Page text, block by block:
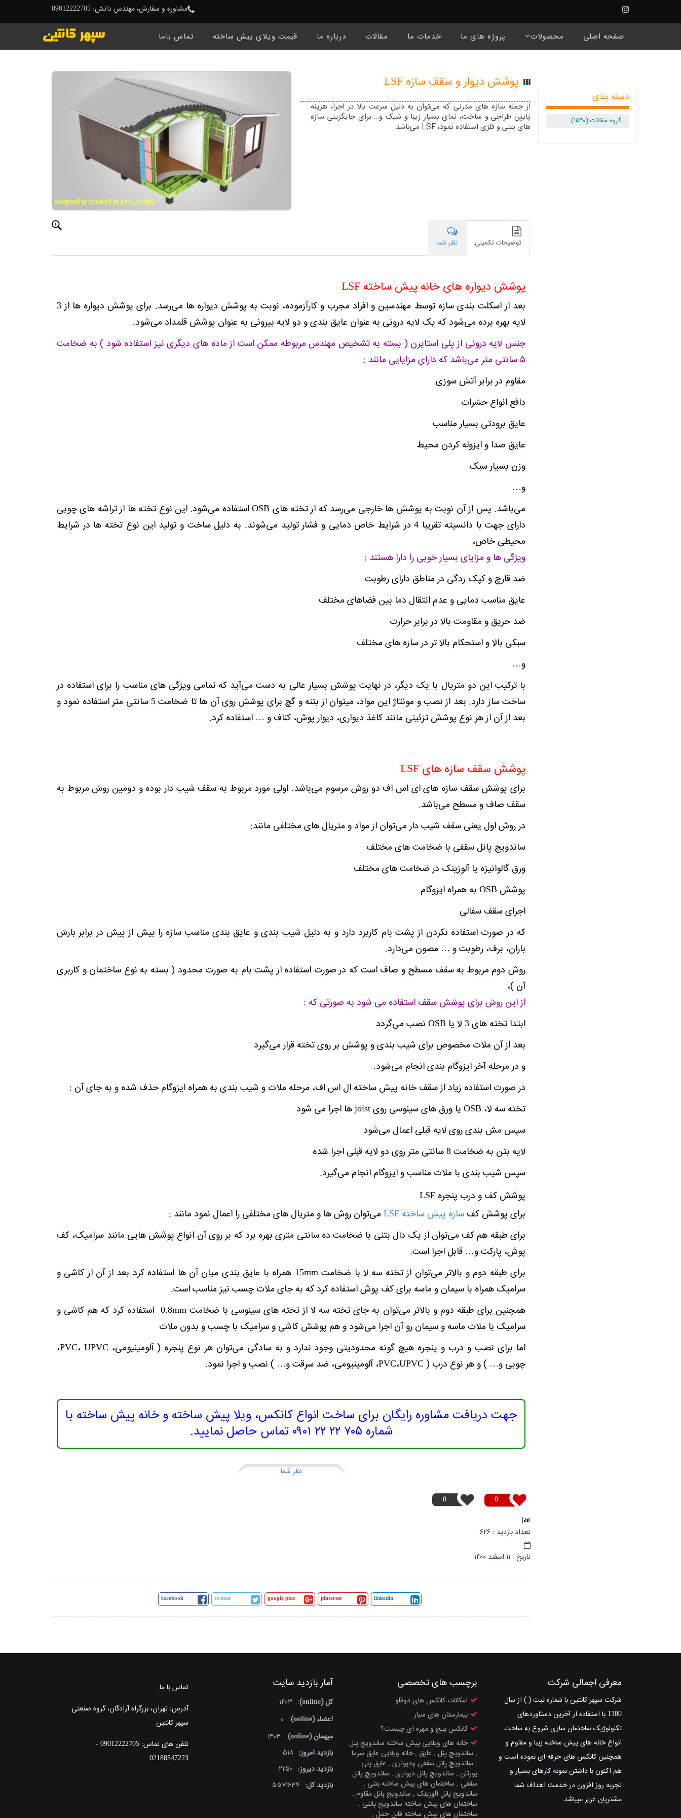
مشاوره و سفارش، مهندس دانش: 09012222705
صفحه اصلی محصولات پروژه های ما خدمات ما مقالات درباره ما قیمت ویلای پیش ساخته تماس باما
دسته بندی
گروه مقالات (۱۵۲۰)
پوشش دیوار و سقف سازه LSF
از جمله سازه های مدرنی که می‌توان به دلیل سرعت بالا در اجرا، هزینه
پایین طراحی و ساخت، نمای بسیار زیبا و شیک و… برای جایگزینی سازه
های بتنی و فلزی استفاده نمود، LSF می‌باشد.
توضیحات تکمیلی نظر شما
پوشش دیواره های خانه پیش ساخته LSF
بعد از اسکلت بندی سازه توسط مهندسین و افراد مجرب و کارآزموده، نوبت به پوشش دیواره ها می‌رسد. برای پوشش دیواره ها از 3
لایه بهره برده می‌شود که یک لایه درونی به عنوان عایق بندی و دو لایه بیرونی به عنوان پوشش قلمداد می‌شود.
جنس لایه درونی از پلی استایرن ( بسته به تشخیص مهندس مربوطه ممکن است از ماده های دیگری نیز استفاده شود ) به ضخامت
۵ سانتی متر می‌باشد که دارای مزایایی مانند :
مقاوم در برابر آتش سوزی
دافع انواع حشرات
عایق برودتی بسیار مناسب
عایق صدا و ایزوله کردن محیط
وزن بسیار سبک
و…
می‌باشد. پس از آن نوبت به پوشش ها خارجی می‌رسد که از تخته های OSB استفاده می‌شود. این نوع تخته ها از تراشه های چوبی
دارای جهت با دانسیته تقریبا 4 در شرایط خاص دمایی و فشار تولید می‌شوند. به دلیل ساخت و تولید این نوع تخته ها در شرایط
محیطی خاص،
ویژگی ها و مزایای بسیار خوبی را دارا هستند :
ضد قارچ و کپک زدگی در مناطق دارای رطوبت
عایق مناسب دمایی و عدم انتقال دما بین فضاهای مختلف
ضد حریق و مقاومت بالا در برابر حرارت
سبکی بالا و استحکام بالا تر در سازه های مختلف
و…
با ترکیب این دو متریال با یک دیگر، در نهایت پوشش بسیار عالی به دست می‌آید که تمامی ویژگی های مناسب را برای استفاده در
ساخت ساز دارد. بعد از نصب و مونتاژ این مواد، میتوان از بتنه و گچ برای پوشش روی آن ها تا ضخامت 5 سانتی متر استفاده نمود و
بعد از آن از هر نوع پوشش تزئینی مانند کاغذ دیواری، دیوار پوش، کناف و … استفاده کرد.
پوشش سقف سازه های LSF
برای پوشش سقف سازه های ای اس اف دو روش مرسوم می‌باشد. اولی مورد مربوط به سقف شیب دار بوده و دومین روش مربوط به
سقف صاف و مسطح می‌باشد.
در روش اول یعنی سقف شیب دار می‌توان از مواد و متریال های مختلفی مانند:
ساندویچ پانل سقفی با ضخامت های مختلف
ورق گالوانیزه یا آلوزینک در ضخامت های مختلف
پوشش OSB به همراه ایزوگام
اجرای سقف سفالی
که در صورت استفاده نکردن از پشت بام کاربرد دارد و به دلیل شیب بندی و عایق بندی مناسب سازه را بیش از پیش در برابر بارش
باران، برف، رطوبت و … مصون می‌دارد.
روش دوم مربوط به سقف مسطح و صاف است که در صورت استفاده از پشت بام به صورت محدود ( بسته به نوع ساختمان و کاربری
آن )،
از این روش برای پوشش سقف استفاده می شود به صورتی که :
ابتدا تخته های 3 لا یا OSB نصب می‌گردد
بعد از آن ملات مخصوص برای شیب بندی و پوشش بر روی تخته قرار می‌گیرد
و در مرحله آخر ایزوگام بندی انجام می‌شود.
در صورت استفاده زیاد از سقف خانه پیش ساخته ال اس اف، مرحله ملات و شیب بندی به همراه ایزوگام حذف شده و به جای آن :
تخته سه لا، OSB یا ورق های سینوسی روی joist ها اجرا می شود
سپس مش بندی روی لایه قبلی اعمال می‌شود
لایه بتن به ضخامت 8 سانتی متر روی دو لایه قبلی اجرا شده
سپس شیب بندی با ملات مناسب و ایزوگام انجام می‌گیرد.
پوشش کف و درب پنجره LSF
برای پوشش کف سازه پیش ساخته LSF
می‌توان روش ها و متریال های مختلفی را اعمال نمود مانند :
برای طبقه هم کف می‌توان از یک دال بتنی با ضخامت ده سانتی متری بهره برد که بر روی آن انواع پوشش هایی مانند سرامیک، کف
پوش، پارکت و… قابل اجرا است.
برای طبقه دوم و بالاتر می‌توان از تخته سه لا با ضخامت 15mm همراه با عایق بندی میان آن ها استفاده کرد بعد از آن از کاشی و
سرامیک همراه با سیمان و ماسه برای کف پوش استفاده کرد که به جای ملات چسب نیز مناسب است.
همچنین برای طبقه دوم و بالاتر می‌توان به جای تخته سه لا از تخته های سینوسی با ضخامت 0.8mm استفاده کرد که هم کاشی و
سرامیک با ملات ماسه و سیمان رو آن اجرا می‌شود و هم پوشش کاشی و سرامیک با چسب و بدون ملات
اما برای نصب و درب و پنجره هیچ گونه محدودیتی وجود ندارد و به سادگی می‌توان هر نوع پنجره ( آلومینیومی، PVC، UPVC،
چوبی و… ) و هر نوع درب ( PVC،UPVC، آلومینیومی، ضد سرقت و… ) نصب و اجرا نمود.
جهت دریافت مشاوره رایگان برای ساخت انواع کانکس، ویلا پیش ساخته و خانه پیش ساخته با
شماره ۷۰۵ ۲۲ ۲۲ ۰۹۰۱ تماس حاصل نمایید.
نظر شما
0
0
تعداد بازدید : ۶۲۶
تاريخ : ۱۱ اسفند ۱۴۰۰
facebook twitter google plus pinterest linkedin
معرفی اجمالی شرکت
شرکت سپهر کانتین با شماره ثبت ( ) از سال
1380 با استفاده ار آخرین دستاوردهای
تکنولوژیک ساختمان سازی شروع به ساخت
انواع خانه های پیش ساخته زیبا و مقاوم و
همچنین کانکس های حرفه ای نموده است و
هم اکنون با داشتن نمونه کارهای بسیار و
تجربه روز افزون در خدمت اهداف شما
مشتریان عزیز میباشد
برچسب های تخصصی
امکانات کانکس های دوقلو
بیمارستان های سیار
کانکس پیچ و مهره ای چیست؟
خانه های ویلایی پیش ساخته ساندویچ پنل
, ساندویچ پنل , عایق , خانه ویلایی عایق سرما
, ساندویچ پانل سقفی ودیواری , عایق پلی
یورتان , ساندویچ پانل دیواری , ساندویچ پانل
سقفی , ساختمان های پیش ساخته بتنی ,
ساندویچ پانل آلوزینک , ساندویچ پانل مقاوم ,
ساختمان های پیش ساخته ساندویچ پانلی ,
ساختمان های پیش ساخته قابل حمل ,
آمار بازدید سایت
کل (online) :
۱۴۰۳
اعضاء (online)
:
۰
میهمان (online)
:
۱۴۰۳
بازدید امروز: ۵۱۸
بازدید دیروز: ۲۲۵۰
بازدید کل: ۵۵۷۱۶۳۴
تماس با ما
آدرس: تهران، بزرگراه آزادگان، گروه صنعتی
سپهر کانتین
تلفن های تماس: 09012222705 -
02188547223